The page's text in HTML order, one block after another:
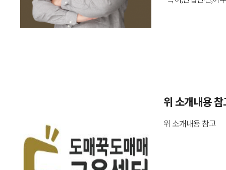
위 소개내용 참
위 소개내용 참고